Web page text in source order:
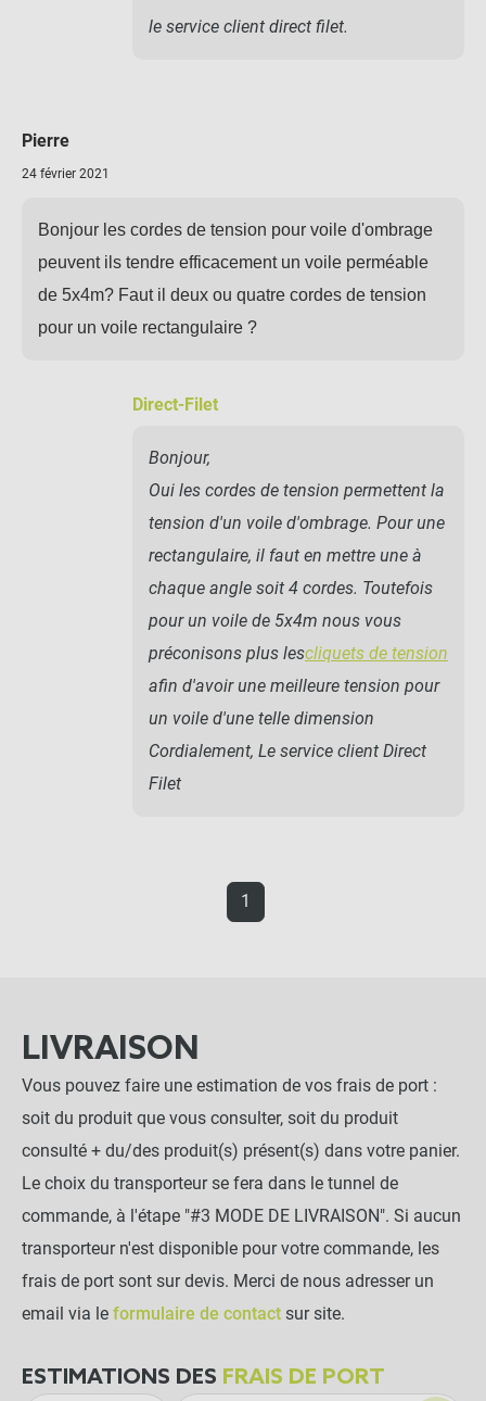
le service client direct filet.
Pierre
24 février 2021
Bonjour les cordes de tension pour voile d'ombrage
peuvent ils tendre efficacement un voile perméable
de 5x4m? Faut il deux ou quatre cordes de tension
pour un voile rectangulaire ?
Direct-Filet
Bonjour,
Oui les cordes de tension permettent la
tension d'un voile d'ombrage. Pour une
rectangulaire, il faut en mettre une à
chaque angle soit 4 cordes. Toutefois
pour un voile de 5x4m nous vous
préconisons plus lescliquets de tension
afin d'avoir une meilleure tension pour
un voile d'une telle dimension
Cordialement, Le service client Direct
Filet
1
LIVRAISON
Vous pouvez faire une estimation de vos frais de port :
soit du produit que vous consulter, soit du produit
consulté + du/des produit(s) présent(s) dans votre panier.
Le choix du transporteur se fera dans le tunnel de
commande, à l'étape "#3 MODE DE LIVRAISON". Si aucun
transporteur n'est disponible pour votre commande, les
frais de port sont sur devis. Merci de nous adresser un
email via le formulaire de contact sur site.
ESTIMATIONS DES FRAIS DE PORT